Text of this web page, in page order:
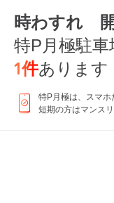
時わすれ
特P月極駐車
1件あります
特P月極は、スマホ
短期の方はマンス